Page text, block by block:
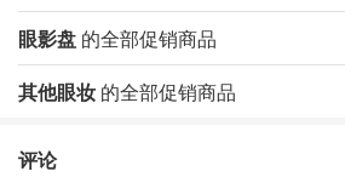
眼影盘 的全部促销商品
其他眼妆 的全部促销商品
评论